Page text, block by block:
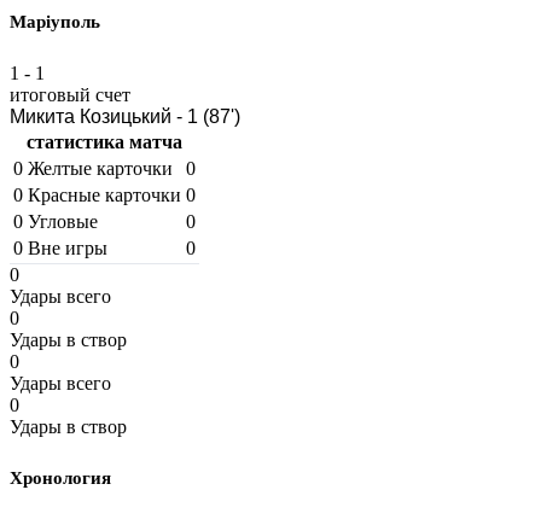
Маріуполь
1 - 1
итоговый счет
Микита Козицький - 1 (87')
статистика матча
0 Желтые карточки
0
0 Красные карточки 0
0 Угловые
0
0 Вне игры
0
0
Удары всего
0
Удары в створ
0
Удары всего
0
Удары в створ
Хронология